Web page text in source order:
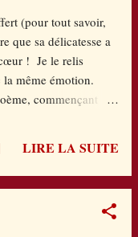
à brouiller
se constitue, on
leurs liens, leurs
éclate au sujet de
appreniez qu'il vous
(pour tout savoir,
que sa délicatesse a
! Je le relis
même émotion.
commençant
la fois à
à l'exaltation de faire
la vie-petits bonheurs,
LIRE LA SUITE